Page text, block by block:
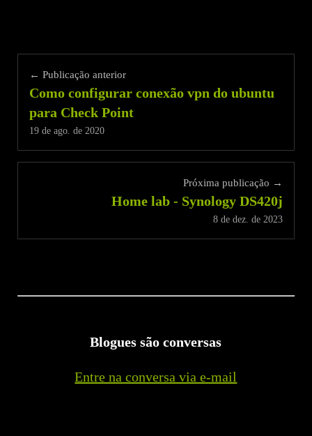
← Publicação anterior
Como configurar conexão vpn do ubuntu
para Check Point
19 de ago. de 2020
Próxima publicação →
Home lab - Synology DS420j
8 de dez. de 2023
Blogues são conversas
Entre na conversa via e-mail